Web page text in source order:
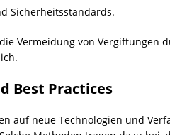
Sicherheitsstandards.
Vermeidung von Vergiftungen
Best Practices
auf neue Technologien und